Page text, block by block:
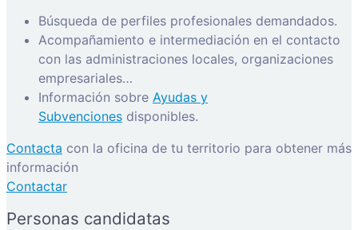
Búsqueda de perfiles profesionales demandados.
Acompañamiento e intermediación en el contacto
con las administraciones locales, organizaciones
empresariales…
Información sobre Ayudas y
Subvenciones disponibles.
Contacta con la oficina de tu territorio para obtener más
información
Contactar
Personas candidatas